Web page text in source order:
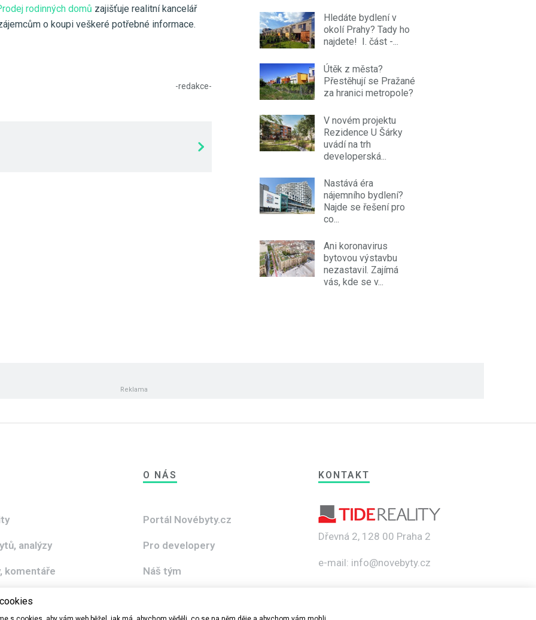
rodinných domů zajišťuje realitní kancelář
o koupi veškeré potřebné informace.
-redakce-
Hledáte bydlení v
okolí Prahy? Tady ho
najdete! I. část -...
Útěk z města?
Přestěhují se Pražané
za hranici metropole?
V novém projektu
Rezidence U Šárky
uvádí na trh
developerská...
Nastává éra
nájemního bydlení?
Najde se řešení pro
co...
Ani koronavirus
bytovou výstavbu
nezastavil. Zajímá
vás, kde se v...
analýzy
komentáře
- 2030
O NÁS
Portál Novébyty.cz
Pro developery
Náš tým
KONTAKT
Dřevná 2, 128 00 Praha 2
e-mail: info@novebyty.cz